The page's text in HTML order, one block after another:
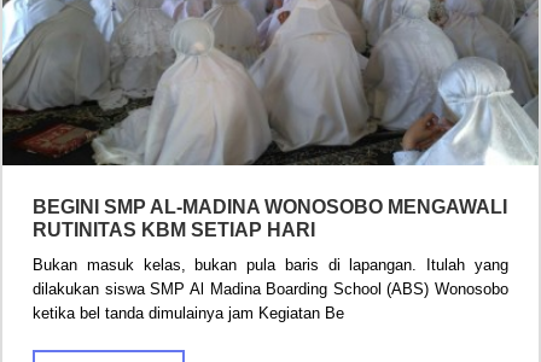
BEGINI SMP AL-MADINA WONOSOBO MENGAWALI
RUTINITAS KBM SETIAP HARI
Bukan masuk kelas, bukan pula baris di lapangan. Itulah yang
dilakukan siswa SMP Al Madina Boarding School (ABS) Wonosobo
ketika bel tanda dimulainya jam Kegiatan Be